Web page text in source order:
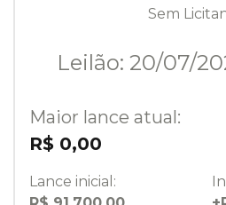
Sem
Leilão: 20/07/
Maior lance atual:
R$ 0,00
Lance inicial: